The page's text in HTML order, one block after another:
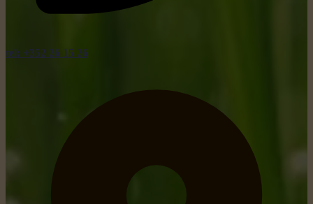
tel: +352 26 15 26